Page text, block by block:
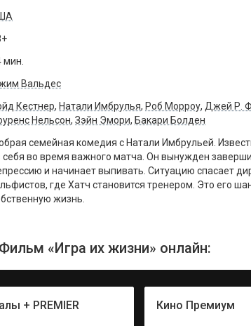
мин.
Вальдес
Кестнер, Натали Имбрулья, Роб Морроу, Джей Р.
Нельсон, Зэйн Эмори, Бакари Болден
семейная комедия с Натали Имбрульей.
себя во время важного матча. Он вынужден
и начинает выпивать. Ситуацию спасает
где Хатч становится тренером. Это его
жизнь.
«Игра их жизни» онлайн:
+ PREMIER Кино Премиум